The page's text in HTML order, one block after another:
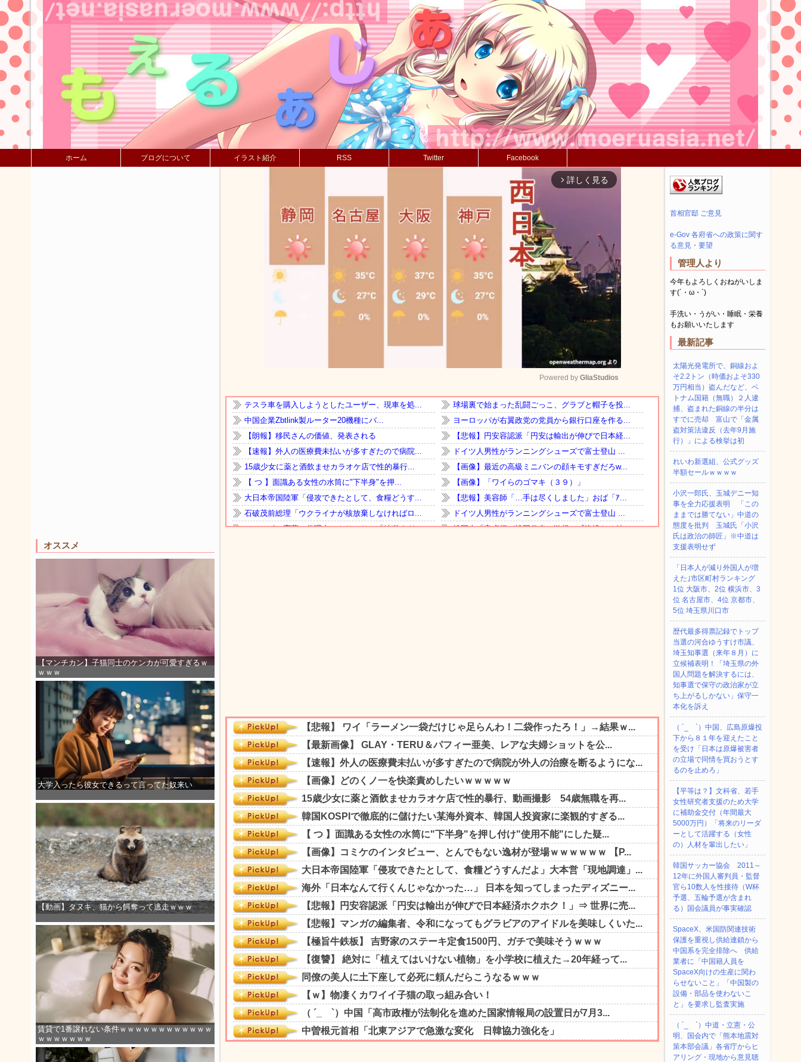
ホーム ブログについて イラスト紹介 RSS Twitter Facebook
オススメ
【マンチカン】子猫同士のケンカが可愛すぎるｗ
ｗｗｗ
大学入ったら彼女できるって言ってた奴来い
【動画】タヌキ、猫から餌奪って逃走ｗｗｗ
賃貸で1番譲れない条件ｗｗｗｗｗｗｗｗｗｗｗｗ
ｗｗｗｗｗｗｗ
arrow_forward_ios 詳しく見る
Mute
Powered by GliaStudios
首相官邸 ご意見
e-Gov 各府省への政策に関す
る意見・要望
管理人より
今年もよろしくおねがいしま
す(´・ω・`)
手洗い・うがい・睡眠・栄養
もお願いいたします
最新記事
太陽光発電所で、銅線およ
そ2.2トン（時価およそ330
万円相当）盗んだなど、ベ
トナム国籍（無職）２人逮
捕、盗まれた銅線の半分は
すでに売却 富山で「金属
盗対策法違反（去年9月施
行）」による検挙は初
れいわ新選組、公式グッズ
半額セールｗｗｗｗ
小沢一郎氏、玉城デニー知
事を全力応援表明 「この
ままでは勝てない」中道の
態度を批判 玉城氏「小沢
氏は政治の師匠」※中道は
支援表明せず
「日本人が減り外国人が増
えた｣市区町村ランキング
1位 大阪市、2位 横浜市、3
位 名古屋市、4位 京都市、
5位 埼玉県川口市
歴代最多得票記録でトップ
当選の河合ゆうすけ市議、
埼玉知事選（来年８月）に
立候補表明！「埼玉県の外
国人問題を解決するには、
知事選で保守の政治家が立
ち上がるしかない」保守一
本化を訴え
（ ´_ゝ`）中国、広島原爆投
下から８１年を迎えたこと
を受け「日本は原爆被害者
の立場で同情を買おうとす
るのを止めろ」
【平等は？】文科省、若手
女性研究者支援のため大学
に補助金交付（年間最大
5000万円）「将来のリーダ
ーとして活躍する（女性
の）人材を輩出したい」
韓国サッカー協会 2011～
12年に外国人審判員・監督
官ら10数人を性接待（W杯
予選、五輪予選が含まれ
る）国会議員が事実確認
SpaceX、米国防関連技術
保護を重視し供給連鎖から
中国系を完全排除へ 供給
業者に「中国籍人員を
SpaceX向けの生産に関わ
らせないこと」「中国製の
設備・部品を使わないこ
と」を要求し監査実施
（ ´_ゝ`）中道・立憲・公
明、国会内で「熊本地震対
策本部会議」各省庁からヒ
アリング・現地から意見聴